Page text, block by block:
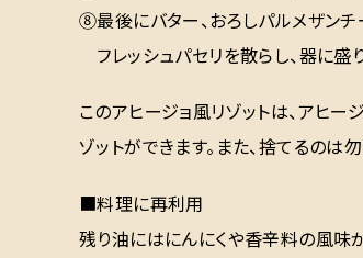
⑧最後にバター、おろしパルメザンチ
フレッシュパセリを散らし、器に盛
このアヒージョ風リゾットは、アヒ
ゾットができます。また、捨てるの
■料理に再利用
残り油にはにんにくや香辛料の風味